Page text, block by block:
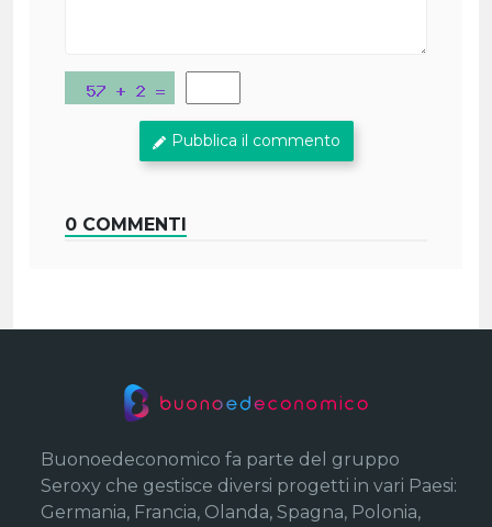
Pubblica il commento
0 COMMENTI
Buonoedeconomico fa parte del gruppo
Seroxy che gestisce diversi progetti in vari Paesi:
Germania, Francia, Olanda, Spagna, Polonia,